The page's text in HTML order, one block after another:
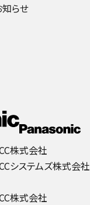
らせ
株式会社
システムズ株式会社
株式会社